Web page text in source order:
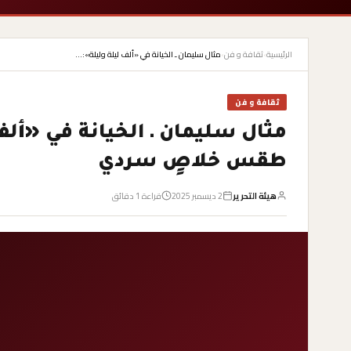
الرئيسية›ثقافة و فن›مثال سليمان ـ الخيانة في «ألف ليلة وليلة»:…
ثقافة و فن
مثال سليمان ـ الخيانة في
طقس خلاصٍ سردي
هيئة التحرير 2 ديسمبر 2025 قراءة 1 دقائق